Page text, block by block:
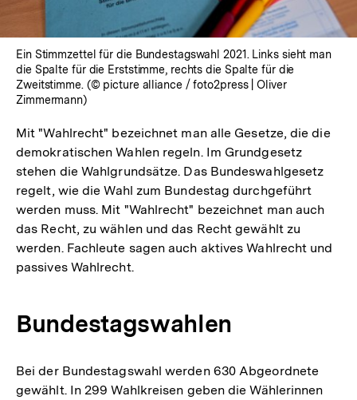
Ein Stimmzettel für die Bundestagswahl 2021. Links sieht man
die Spalte für die Erststimme, rechts die Spalte für die
Zweitstimme. (© picture alliance / foto2press | Oliver
Zimmermann)
Mit "Wahlrecht" bezeichnet man alle Gesetze, die die
demokratischen Wahlen regeln. Im Grundgesetz
stehen die Wahlgrundsätze. Das Bundeswahlgesetz
regelt, wie die Wahl zum Bundestag durchgeführt
werden muss. Mit "Wahlrecht" bezeichnet man auch
das Recht, zu wählen und das Recht gewählt zu
werden. Fachleute sagen auch aktives Wahlrecht und
passives Wahlrecht.
Bundestagswahlen
Bei der Bundestagswahl werden 630 Abgeordnete
gewählt. In 299 Wahlkreisen geben die Wählerinnen